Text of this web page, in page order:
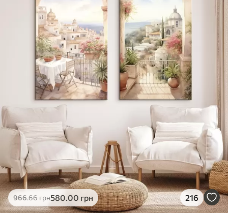
Поверхня з текстурою полотна
Екологічний матеріал
966.66грн580.00 грн 216